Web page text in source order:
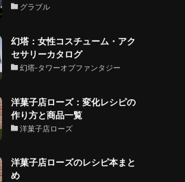
グラブル
幻塔：女性コスチューム・アク
セサリーカタログ
幻塔-タワーオブファンタジー
洋菓子店ローズ：変化レシピの
作り方と商品一覧
洋菓子店ローズ
洋菓子店ローズのレシピ本まと
め